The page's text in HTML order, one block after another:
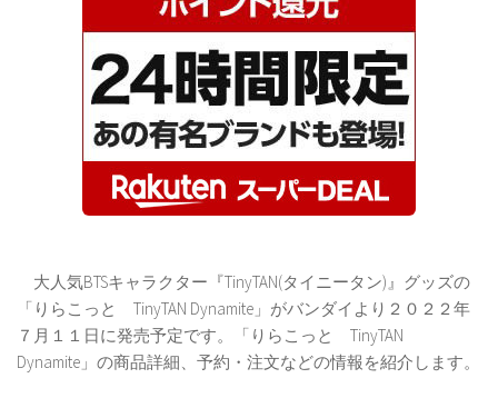
大人気BTSキャラクター『TinyTAN(タイニータン)』グッズの
「りらこっと TinyTAN Dynamite」がバンダイより２０２２年
７月１１日に発売予定です。「りらこっと TinyTAN
Dynamite」の商品詳細、予約・注文などの情報を紹介します。